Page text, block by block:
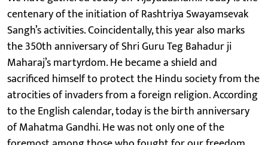
centenary of the initiation of Rashtriya Swayamsevak
Sangh’s activities. Coincidentally, this year also marks
the 350th anniversary of Shri Guru Teg Bahadur ji
Maharaj’s martyrdom. He became a shield and
sacrificed himself to protect the Hindu society from the
atrocities of invaders from a foreign religion. According
to the English calendar, today is the birth anniversary
of Mahatma Gandhi. He was not only one of the